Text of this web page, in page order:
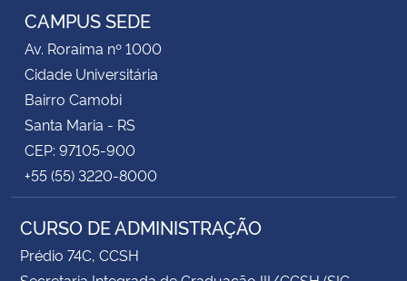
CAMPUS SEDE
Av. Roraima nº 1000
Cidade Universitária
Bairro Camobi
Santa Maria - RS
CEP: 97105-900
+55 (55) 3220-8000
CURSO DE ADMINISTRAÇÃO
Prédio 74C, CCSH